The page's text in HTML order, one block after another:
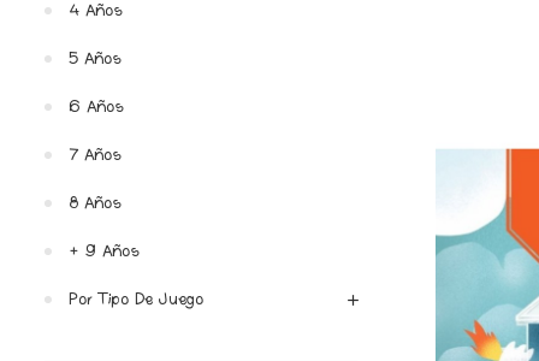
4 Años
5 Años
6 Años
7 Años
8 Años
+ 9 Años
Por Tipo De Juego